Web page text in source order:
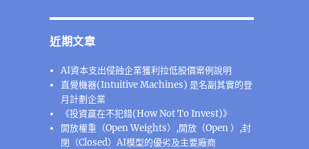
近期文章
AI資本支出侵蝕企業獲利拉低股價案例說明
直覺機器(Intuitive Machines) 是名副其實的登
月計劃企業
《投資贏在不犯錯(How Not To Invest)》
開放權重（Open Weights）,開放（Open ）,封
閉（Closed）AI模型的優劣及主要廠商